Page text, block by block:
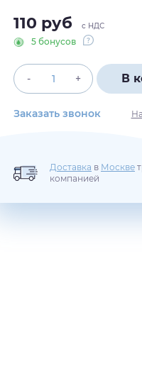
110 руб с НДС
5 бонусов
- + В
Заказать звонок
Доставка в Москве
компанией